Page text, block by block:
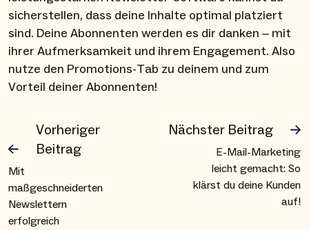
sicherstellen, dass deine Inhalte optimal platziert
sind. Deine Abonnenten werden es dir danken – mit
ihrer Aufmerksamkeit und ihrem Engagement. Also
nutze den Promotions-Tab zu deinem und zum
Vorteil deiner Abonnenten!
Vorheriger
Beitrag
Mit
maßgeschneiderten
Newslettern
erfolgreich
Nächster Beitrag
E-Mail-Marketing
leicht gemacht: So
klärst du deine Kunden
auf!